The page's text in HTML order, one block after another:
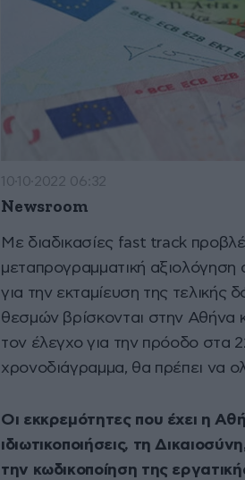
10·10·2022 06:32
Newsroom
Με διαδικασίες fast track
μεταπρογραμματική αξιολόγηση
για την εκταμίευση της
θεσμών βρίσκονται στην Αθήνα
τον έλεγχο για την πρόοδο στα
χρονοδιάγραμμα, θα πρέπει να
Οι εκκρεμότητες που έχει η
ιδιωτικοποιήσεις, τη
την κωδικοποίηση της